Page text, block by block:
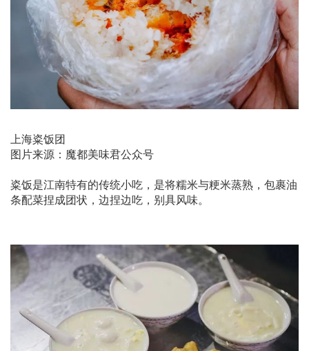
上海粢饭团
图片来源：魔都美味君公众号
粢饭是江南特有的传统小吃，是将糯米与粳米蒸熟，包裹油
条配菜捏成团状，边捏边吃，别具风味。